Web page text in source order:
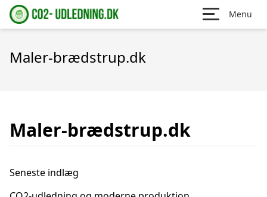
Menu
Maler-brædstrup.dk
Maler-brædstrup.dk
Seneste indlæg